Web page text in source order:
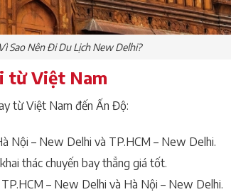
Vì Sao Nên Đi Du Lịch New Delhi?
từ Việt Nam
từ Việt Nam đến Ấn Độ:
Nội – New Delhi và TP.HCM – New Delhi.
thác chuyến bay thẳng giá tốt.
– New Delhi và Hà Nội – New Delhi.